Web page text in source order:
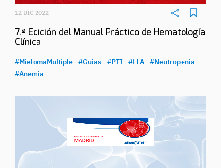
12 DIC 2022
7.ª Edición del Manual Práctico de Hematología
Clínica
#MielomaMultiple #Guias #PTI #LLA
#Neutropenia
#Anemia